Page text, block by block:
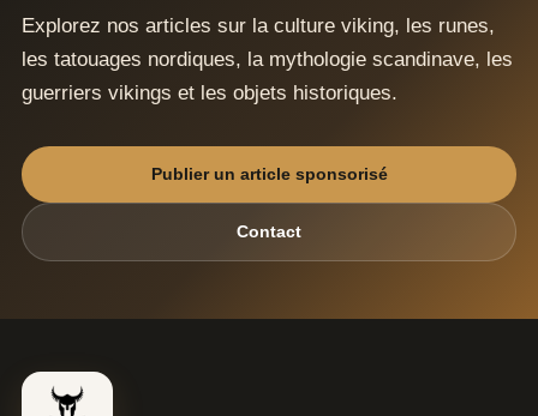
Explorez nos articles sur la culture viking, les runes,
les tatouages nordiques, la mythologie scandinave, les
guerriers vikings et les objets historiques.
Publier un article sponsorisé
Contact